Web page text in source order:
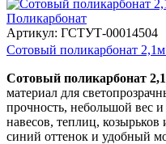
Поликарбонат
Артикул: ГСТУТ-00014504
Сотовый поликарбонат
Сотовый поликарбонат
материал для
прочность, небольшой вес
навесов, теплиц,
синий оттенок и удобный